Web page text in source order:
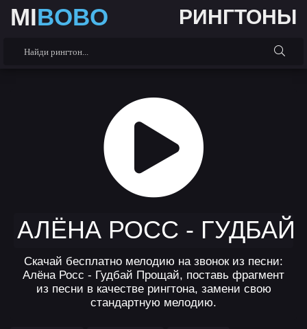
MIBOBO РИНГТОНЫ
АЛЁНА РОСС -
Скачай бесплатно мелодию на звонок из песни:
Алёна Росс - Гудбай Прощай, поставь фрагмент
из песни в качестве рингтона, замени свою
стандартную мелодию.